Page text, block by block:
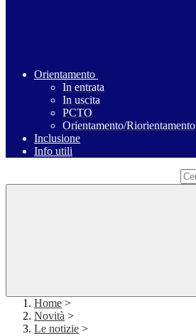
Orientamento
In entrata
In uscita
PCTO
Orientamento/Riorientamento
Inclusione
Info utili
Home >
Novità >
Le notizie >